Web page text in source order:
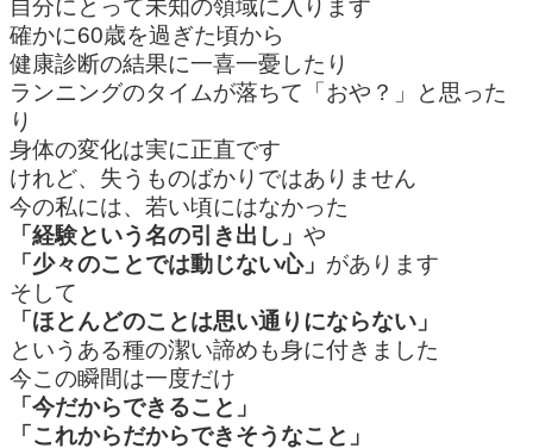
自分にとって未知の領域に入ります
確かに60歳を過ぎた頃から
健康診断の結果に一喜一憂したり
ランニングのタイムが落ちて「おや？」と思った
り
身体の変化は実に正直です
けれど、失うものばかりではありません
今の私には、若い頃にはなかった
「経験という名の引き出し」 や
「少々のことでは動じない心」 があります
そして
「ほとんどのことは思い通りにならない」
というある種の潔い諦めも身に付きました
今この瞬間は一度だけ
「今だからできること」
「これからだからできそうなこと」